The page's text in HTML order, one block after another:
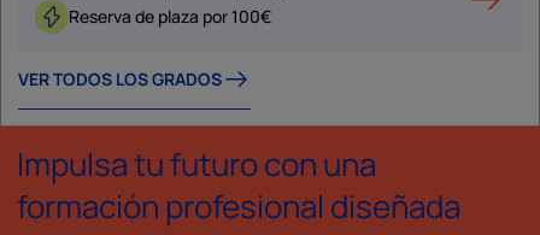
Reserva de plaza por 100€
VER TODOS LOS GRADOS
Impulsa tu futuro con una
formación profesional diseñada